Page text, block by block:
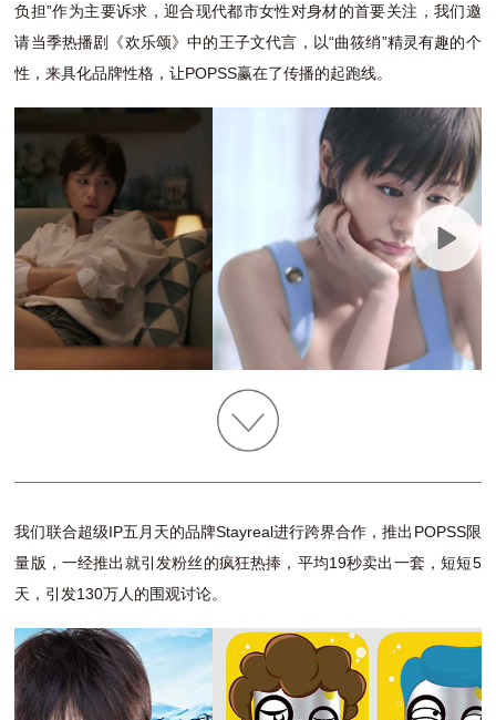
负担”作为主要诉求，迎合现代都市女性对身材的首要关注，我们邀
请当季热播剧《欢乐颂》中的王子文代言，以“曲筱绡”精灵有趣的个
性，来具化品牌性格，让POPSS赢在了传播的起跑线。
我们联合超级IP五月天的品牌Stayreal进行跨界合作，推出POPSS限
量版，一经推出就引发粉丝的疯狂热捧，平均19秒卖出一套，短短5
天，引发130万人的围观讨论。